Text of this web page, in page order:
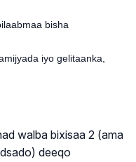
bisha
iyo gelitaanka,
walba bixisaa 2 (ama
deeqo